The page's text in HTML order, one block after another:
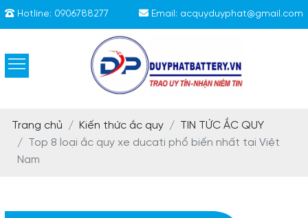
Hotline: 0906788277 Email: acquyduyphat@gmail.com
Trang chủ Kiến thức ắc quy
TIN TỨC ẮC QUY
Top 8 loại ắc quy xe ducati phổ biến nhất tại Việt
Nam